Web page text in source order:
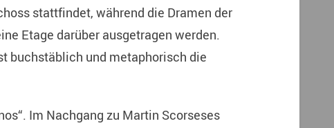
stattfindet, während die Dramen der
Etage darüber ausgetragen werden.
buchstäblich und metaphorisch die
Im Nachgang zu Martin Scorseses